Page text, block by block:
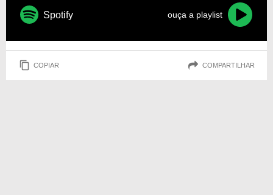
Spotify ouça a playlist
COPIAR COMPARTILHAR